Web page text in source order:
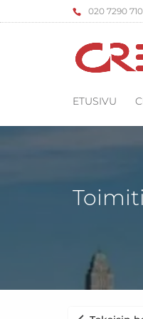
‌020 7290 710
ETUSIVU